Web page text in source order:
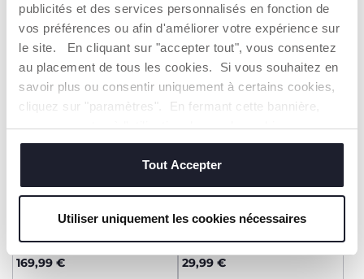
publicités et des services personnalisés en fonction de
vos préférences ou afin d'améliorer votre expérience sur
le site. En cliquant sur "accepter tout", vous consentez
au placement de tous les cookies. Si vous souhaitez en
savoir plus ou consentir uniquement à certains cookies,
cliquez sur "paramètres". En fermant cette bannière,
vous consentez à l'utilisation des seuls cookies
techniques, qui sont essentiels au service demandé.
Tout Accepter
Utiliser uniquement les cookies nécessaires
Armonia
169,99 €
29,99 €